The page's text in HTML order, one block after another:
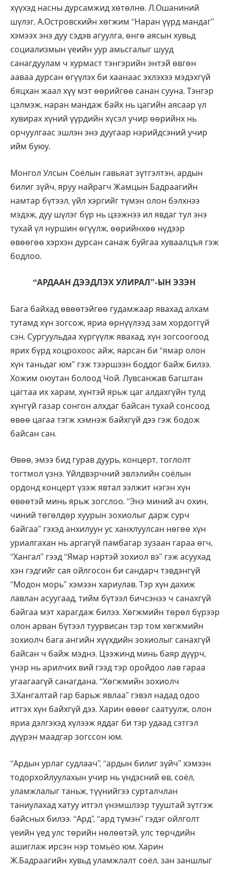
хүүхэд насны дурсамжид хөтөлнө. Л.Ошаниний
шүлэг, А.Островскийн хөгжим “Наран үүрд мандаг”
хэмээх энэ дуу сэдэв агуулга, өнгө аясын хувьд
социализмын үеийн уур амьсгалыг шууд
санагдуулам ч хурмаст тэнгэрийн энтэй өвгөн
ааваа дурсан өгүүлэх би хаанаас эхлэхээ мэдэхгүй
бяцхан жаал хүү мэт өөрийгөө санан сууна. Тэнгэр
цэлмэж, наран мандаж байх нь цагийн аясаар үл
хувирах хүний үүрдийн хүсэл учир өөрийнх нь
орчуулгаас эшлэн энэ дуугаар нэрийдсэний учир
ийм буюу.
Монгол Улсын Соёлын гавьяат зүтгэлтэн, ардын
билиг зүйч, яруу найрагч Жамцын Бадраагийн
намтар бүтээл, үйл хэргийг түмэн олон бэлхнээ
мэдэж, дуу шүлэг бүр нь цээжнээ ил явдаг тул энэ
тухай үл нуршин өгүүлж, өөрийнхөө нүдээр
өвөөгөө хэрхэн дурсан санаж буйгаа хуваалцъя гэж
бодлоо.
“АРДААН ДЭЭДЛЭХ УЛИРАЛ”-ЫН ЭЗЭН
Бага байхад өвөөтэйгөө гудамжаар явахад алхам
тутамд хүн зогсож, яриа өрнүүлээд зам хордоггүй
сэн. Сургуульдаа хүргүүлж явахад, хүн зогсоогоод
ярих бүрд хоцрохоос айж, яарсан би “ямар олон
хүн таньдаг юм” гэж тээршээн боддог байж билээ.
Хожим оюутан болоод Чой. Лувсанжав багштан
цагтаа их харам, хүнтэй ярьж цаг алдахгүйн тулд
хүнгүй газар сонгон алхдаг байсан тухай сонсоод
өвөө цагаа тэгж хэмнэж байхгүй дээ гэж бодож
байсан сан.
Өвөө, эмээ бид гурав дуурь, концерт, тоглолт
тогтмол үзнэ. Үйлдвэрчний эвлэлийн соёлын
ордонд концерт үзэж явтал ээлжит нэгэн хүн
өвөөтэй минь ярьж зогслоо. “Энэ миний ач охин,
чиний төгөлдөр хуурын зохиолыг дарж сурч
байгаа” гэхэд анхилуун ус ханхлуулсан нөгөө хүн
уриалгахан нь аргагүй памбагар зузаан гараа өгч,
“Хангал” гээд “Ямар нэртэй зохиол вэ” гэж асуухад
хэн гэдгийг сая ойлгосон би сандарч тэвдэнгүй
“Модон морь” хэмээн хариулав. Тэр хүн дахиж
лавлан асуугаад, тийм бүтээл бичсэнээ ч санахгүй
байгаа мэт харагдаж билээ. Хөгжмийн төрөл бүрээр
олон арван бүтээл туурвисан тэр том хөгжмийн
зохиолч бага ангийн хүүхдийн зохиолыг санахгүй
байсан ч байж мэднэ. Цээжинд минь баяр дүүрч,
үнэр нь арилчих вий гээд тэр оройдоо лав гараа
угаагаагүй санагдана. “Хөгжмийн зохиолч
З.Хангалтай гар барьж явлаа” гэвэл надад одоо
итгэх хүн байхгүй дээ. Харин өвөөг саатуулж, олон
яриа дэлгэхэд хүлээж яддаг би тэр удаад сэтгэл
дүүрэн маадгар зогссон юм.
“Ардын урлаг судлаач”, “ардын билиг зүйч” хэмээн
тодорхойлуулахын учир нь үндэсний өв, соёл,
уламжлалыг таньж, түүнийгээ сурталчлан
таниулахад хатуу итгэл үнэмшлээр тууштай зүтгэж
байсных билээ. “Ард”, “ард түмэн” гэдэг ойлголт
үеийн үед улс төрийн нөлөөтэй, улс төрчдийн
ашиглаж ирсэн нэр томьёо юм. Харин
Ж.Бадраагийн хувьд уламжлалт соёл, зан заншлыг